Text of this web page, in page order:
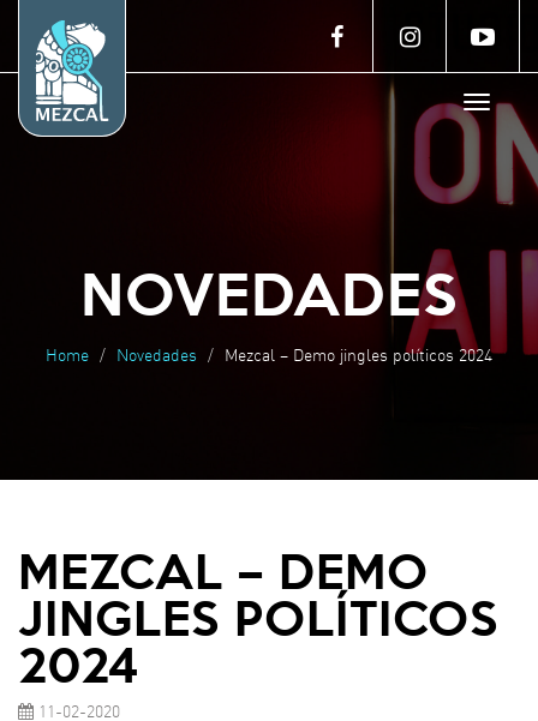
Toggle
NOVEDADES
Home Novedades Mezcal – Demo jingles políticos 2024
MEZCAL – DEMO
JINGLES POLÍTICOS
2024
11-02-2020